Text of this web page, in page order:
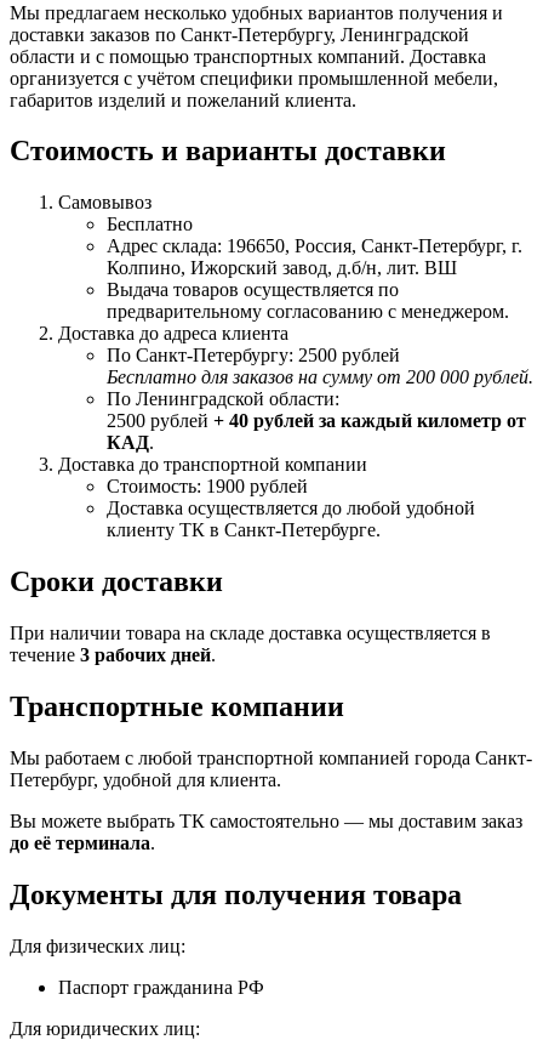
Мы предлагаем несколько удобных вариантов получения и
доставки заказов по Санкт-Петербургу, Ленинградской
области и с помощью транспортных компаний. Доставка
организуется с учётом специфики промышленной мебели,
габаритов изделий и пожеланий клиента.
Стоимость и варианты доставки
Самовывоз
Бесплатно
Адрес склада: 196650, Россия, Санкт-Петербург, г.
Колпино, Ижорский завод, д.б/н, лит. ВШ
Выдача товаров осуществляется по
предварительному согласованию с менеджером.
Доставка до адреса клиента
По Санкт-Петербургу: 2500 рублей
Бесплатно для заказов на сумму от 200 000 рублей.
По Ленинградской области:
2500 рублей + 40 рублей за каждый километр от
КАД.
Доставка до транспортной компании
Стоимость: 1900 рублей
Доставка осуществляется до любой удобной
клиенту ТК в Санкт-Петербурге.
Сроки доставки
При наличии товара на складе доставка осуществляется в
течение 3 рабочих дней.
Транспортные компании
Мы работаем с любой транспортной компанией города Санкт-
Петербург, удобной для клиента.
Вы можете выбрать ТК самостоятельно — мы доставим заказ
до её терминала.
Документы для получения товара
Для физических лиц:
Паспорт гражданина РФ
Для юридических лиц: